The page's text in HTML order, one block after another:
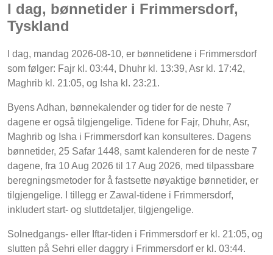
I dag, bønnetider i Frimmersdorf,
Tyskland
I dag, mandag 2026-08-10, er bønnetidene i Frimmersdorf
som følger: Fajr kl. 03:44, Dhuhr kl. 13:39, Asr kl. 17:42,
Maghrib kl. 21:05, og Isha kl. 23:21.
Byens Adhan, bønnekalender og tider for de neste 7
dagene er også tilgjengelige. Tidene for Fajr, Dhuhr, Asr,
Maghrib og Isha i Frimmersdorf kan konsulteres. Dagens
bønnetider, 25 Safar 1448, samt kalenderen for de neste 7
dagene, fra 10 Aug 2026 til 17 Aug 2026, med tilpassbare
beregningsmetoder for å fastsette nøyaktige bønnetider, er
tilgjengelige. I tillegg er Zawal-tidene i Frimmersdorf,
inkludert start- og sluttdetaljer, tilgjengelige.
Solnedgangs- eller Iftar-tiden i Frimmersdorf er kl. 21:05, og
slutten på Sehri eller daggry i Frimmersdorf er kl. 03:44.